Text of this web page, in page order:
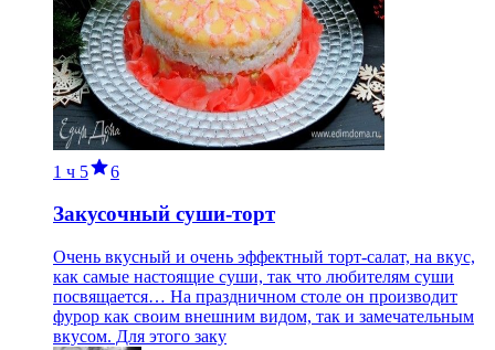
1 ч 5 6
Закусочный суши-торт
Очень вкусный и очень эффектный торт-салат, на вкус,
как самые настоящие суши, так что любителям суши
посвящается… На праздничном столе он производит
фурор как своим внешним видом, так и замечательным
вкусом. Для этого заку